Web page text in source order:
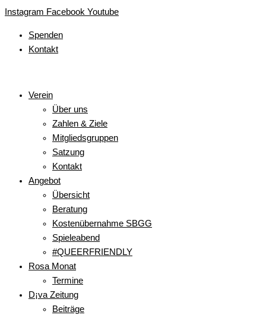
Zum
springen
Instagram Facebook Youtube
Main
Spenden
Kontakt
Main
Verein
Über uns
Zahlen & Ziele
Mitgliedsgruppen
Satzung
Kontakt
Angebot
Übersicht
Beratung
Kostenübernahme SBGG
Spieleabend
#QUEERFRIENDLY
Rosa Monat
Termine
D¡va Zeitung
Beiträge
Main
Main
Main